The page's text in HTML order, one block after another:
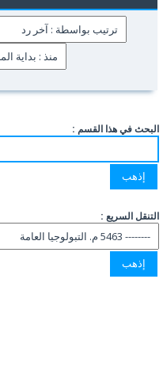
البحث في هذا القسم :
التنقل السريع :